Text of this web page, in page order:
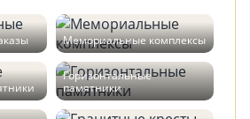
Мемориальные комплексы
Горизонтальные
памятники